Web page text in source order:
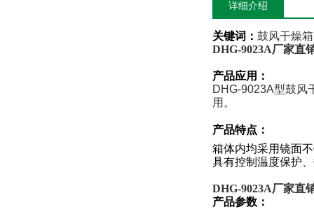
详细介绍
关键词： 鼓风干燥
DHG-9023A厂家直
产品应用：
DHG-9023A型鼓风
用。
产品特点：
箱体内均采用镜面
具有控制温度保护
DHG-9023A厂家直
产品参数：